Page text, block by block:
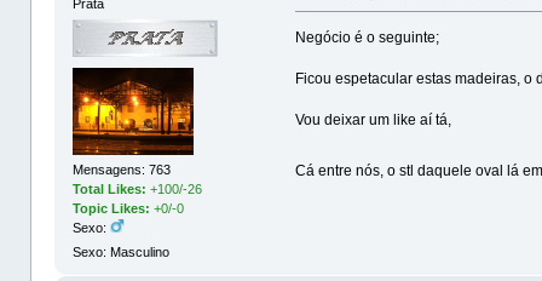
Prata
Mensagens: 763
Total Likes:+100/-26
Topic Likes: +0/-0
Sexo:
Sexo: Masculino
Negócio é o seguinte;
Ficou espetacular estas madeiras, o
Vou deixar um like aí tá,
Cá entre nós, o stl daquele oval lá